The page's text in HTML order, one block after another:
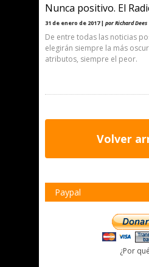
Nunca positivo. El
31 de enero de 2017 | por Richard Dees
De entre todas las noticias
elegirán siempre la más
atributos, siempre el peor.
Volver
Paypal
¿Por